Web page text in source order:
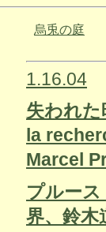
烏兎の庭
1.16.04
失われ
la
Marcel
プルー
界、鈴木